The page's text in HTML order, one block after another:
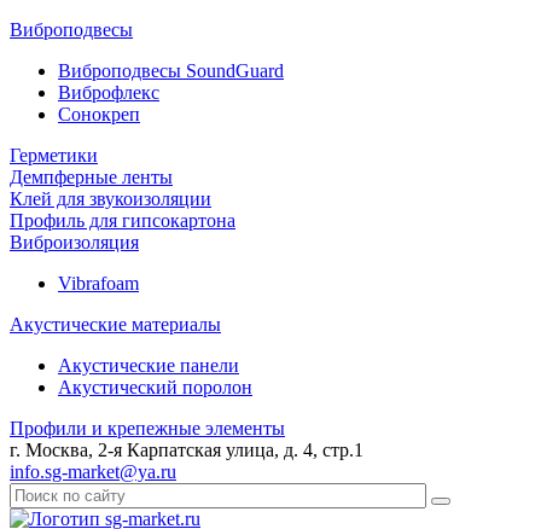
Виброподвесы
Виброподвесы SoundGuard
Виброфлекс
Сонокреп
Герметики
Демпферные ленты
Клей для звукоизоляции
Профиль для гипсокартона
Виброизоляция
Vibrafoam
Акустические материалы
Акустические панели
Акустический поролон
Профили и крепежные элементы
г. Москва, 2-я Карпатская улица, д. 4, стр.1
info.sg-market@ya.ru